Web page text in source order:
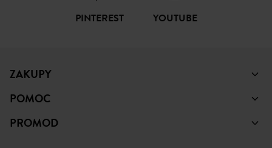
FACEBOOK